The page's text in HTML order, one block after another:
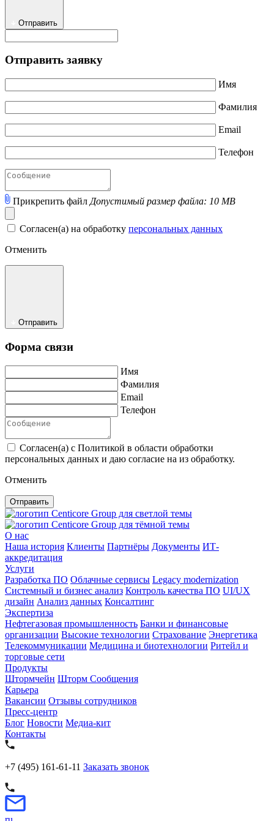
Отправить
Отправить заявку
Имя
Фамилия
Email
Телефон
Прикрепить файл Допустимый размер файла: 10 MB
Согласен(а) на обработку персональных данных
Отменить
Отправить
Форма связи
Имя
Фамилия
Email
Телефон
Согласен(а) с Политикой в области обработки
персональных данных и даю согласие на из обработку.
Отменить
Отправить
О нас
Наша история Клиенты Партнёры Документы ИТ-
аккредитация
Услуги
Разработка ПО Облачные сервисы Legacy modernization
Системный и бизнес анализ Контроль качества ПО UI/UX
дизайн Анализ данных Консалтинг
Экспертиза
Нефтегазовая промышленность Банки и финансовые
организации Высокие технологии Страхование Энергетика
Телекоммуникации Медицина и биотехнологии Ритейл и
торговые сети
Продукты
Штормчейн Шторм Сообщения
Карьера
Вакансии Отзывы сотрудников
Пресс-центр
Блог Новости Медиа-кит
Контакты
+7 (495) 161-61-11 Заказать звонок